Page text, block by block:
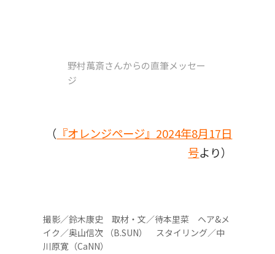
野村萬斎さんからの直筆メッセー
ジ
（ 『オレンジページ』2024年8月17日
号より）
撮影／鈴木康史 取材・文／待本里菜 ヘア&メ
イク／奥山信次 （B.SUN） スタイリング／中
川原寛（CaNN）